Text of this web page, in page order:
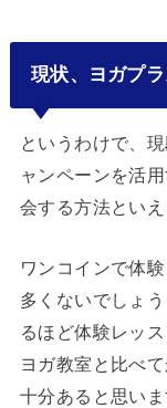
現状、ヨガプ
というわけで、
ャンペーンを活
会する方法といえ
ワンコインで体
多くないでしょ
るほど体験レッ
ヨガ教室と比べ
十分あると思い